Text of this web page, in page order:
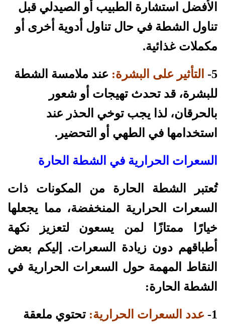
الأفضل استشارة الطبيب أو الصيدلي قبل
تناول الشطة في حال تناول أدوية أخرى أو
مكملات غذائية.
5- التأثير على البشرة: عند ملامسة الشطة
للبشرة، قد تحدث تهيجات أو شعور
بالحرقان، لذا يجب توخي الحذر عند
استخدامها في الطهي أو التحضير.
السعرات الحرارية في الشطة الحارة
تُعتبر الشطة الحارة من المكونات ذات
السعرات الحرارية المنخفضة، مما يجعلها
خيارًا ممتازًا لمن يسعون لتعزيز نكهة
أطباقهم دون زيادة السعرات. إليكم بعض
النقاط المهمة حول السعرات الحرارية في
الشطة الحارة:
1- عدد السعرات الحرارية: تحتوي ملعقة